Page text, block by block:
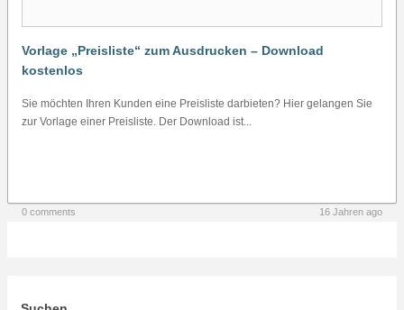
Vorlage „Preisliste“ zum Ausdrucken – Download
kostenlos
Sie möchten Ihren Kunden eine Preisliste darbieten? Hier gelangen Sie
zur Vorlage einer Preisliste. Der Download ist...
0 comments 16 Jahren ago